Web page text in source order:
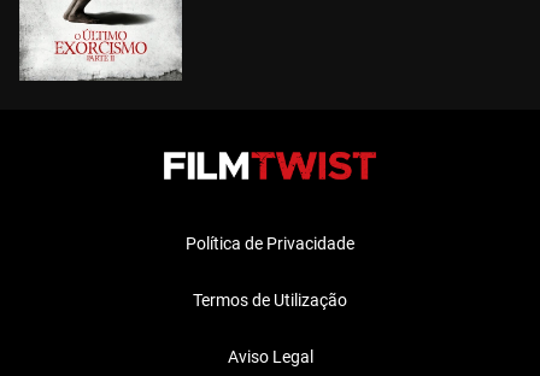
Política de Privacidade
Termos de Utilização
Aviso Legal